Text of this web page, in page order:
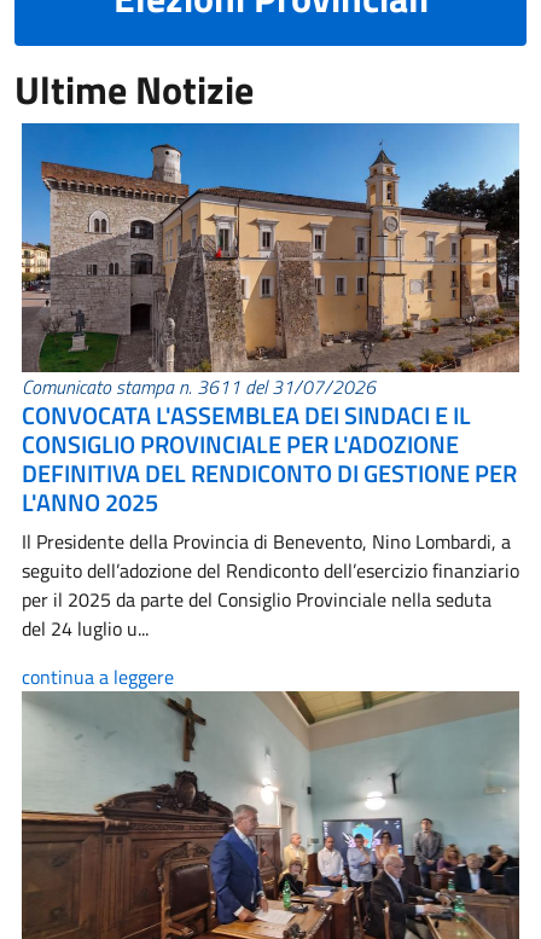
Ultime Notizie
Comunicato stampa n. 3611 del 31/07/2026
CONVOCATA L'ASSEMBLEA DEI SINDACI E IL
CONSIGLIO PROVINCIALE PER L'ADOZIONE
DEFINITIVA DEL RENDICONTO DI GESTIONE PER
L'ANNO 2025
Il Presidente della Provincia di Benevento, Nino Lombardi, a
seguito dell’adozione del Rendiconto dell’esercizio finanziario
per il 2025 da parte del Consiglio Provinciale nella seduta
del 24 luglio u...
continua a leggere